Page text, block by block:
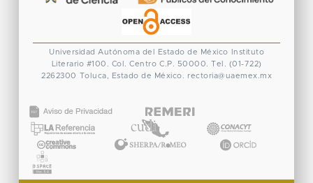
Universidad Autónoma del Estado de México
Instituto
Literario #100. Col. Centro C.P. 50000. Tel. (01-722)
2262300 Toluca, Estado de México. rectoria@uaemex.mx